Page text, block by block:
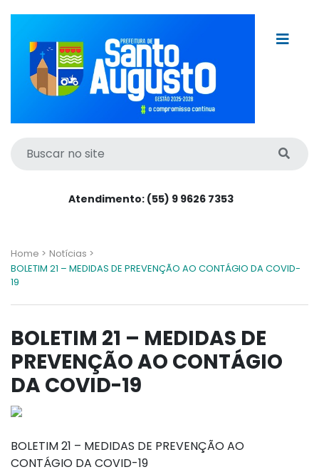
Atendimento: (55) 9 9626 7353
Home > Notícias >
BOLETIM 21 – MEDIDAS DE PREVENÇÃO AO CONTÁGIO DA COVID-
19
BOLETIM 21 – MEDIDAS DE
PREVENÇÃO AO CONTÁGIO
DA COVID-19
BOLETIM 21 – MEDIDAS DE PREVENÇÃO AO
CONTÁGIO DA COVID-19